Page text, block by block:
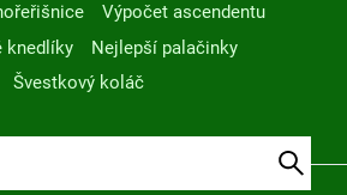
Výpočet ascendentu
knedlíky
Nejlepší palačinky
Švestkový koláč